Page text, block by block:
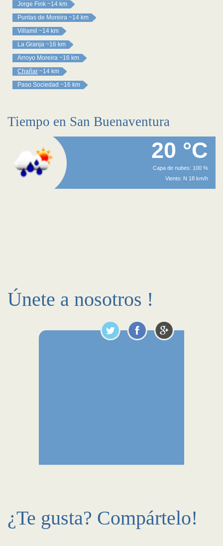
Jorge Fink ~14 km
Puntas de Moreira ~14 km
Villamil ~14 km
La Granja ~16 km
Arroyo Moreira ~16 km
Chañar ~14 km
Paso Sociedad ~16 km
Tiempo en San Buenaventura
20 °C
Capa de nubes: 100 %
Viento: N 18 km/h
Únete a nosotros !
¿Te gusta? Compártelo!